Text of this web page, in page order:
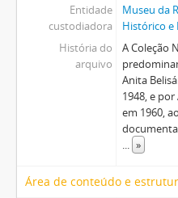
Entidade
custodiadora
Museu da
Histórico
História do
arquivo
A Coleção
Anita
1948, e
em 1960,
»
Área de conteúdo e